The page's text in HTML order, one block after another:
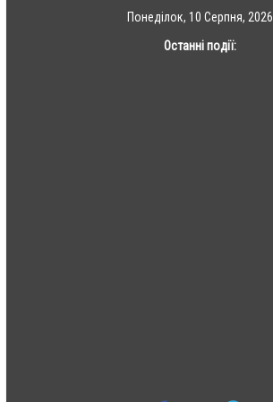
Понеділок, 10 Серпня, 2026
Останні події: